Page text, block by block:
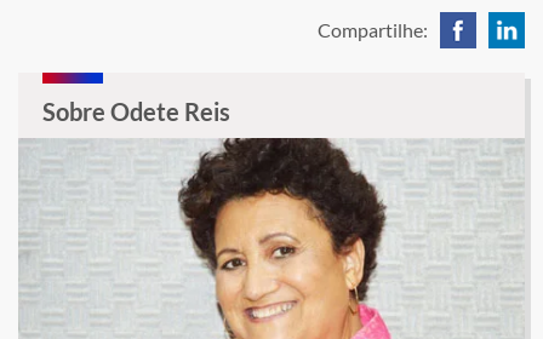
Compartilhe:
Sobre Odete Reis